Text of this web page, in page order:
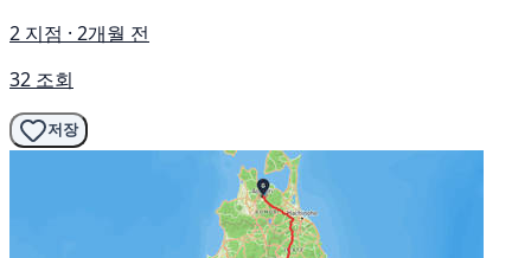
2 지점 · 2개월 전
32 조회
저장